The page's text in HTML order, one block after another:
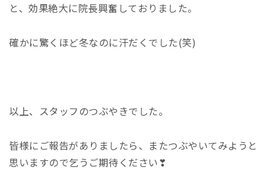
と、効果絶大に院長興奮しておりました。
確かに驚くほど冬なのに汗だくでした(笑)
以上、スタッフのつぶやきでした。
皆様にご報告がありましたら、またつぶやいてみようと
思いますので乞うご期待ください❣